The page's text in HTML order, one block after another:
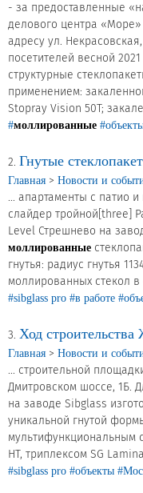
Продукция
Листовое стекло
Стекло для
Стекло для
Комплектующие для
Светопрозрачные
заказчиков
Сертификаты на
Сертификаты на
ГОСТы, ТУ и другая
Проекты
Контакты
- за предоставленные
делового центра
адресу ул.
посетителей весной
структурные
применением:
Stopray Vision 50T;
#моллированные
2. Гнутые
Главная > Новости и
... апартаменты с патио
слайдер тройной[three]
Level Стрешнево на
моллированные
гнутья: радиус гнутья
моллированных стекол в
#sibglass pro #в работе
3. Ход
Главная > Новости и
... строительной
Дмитровском шоссе, 1Б.
на заводе Sibglass
уникальной гнутой
мультифункциональным
HT, триплексом SG
#sibglass pro #объекты